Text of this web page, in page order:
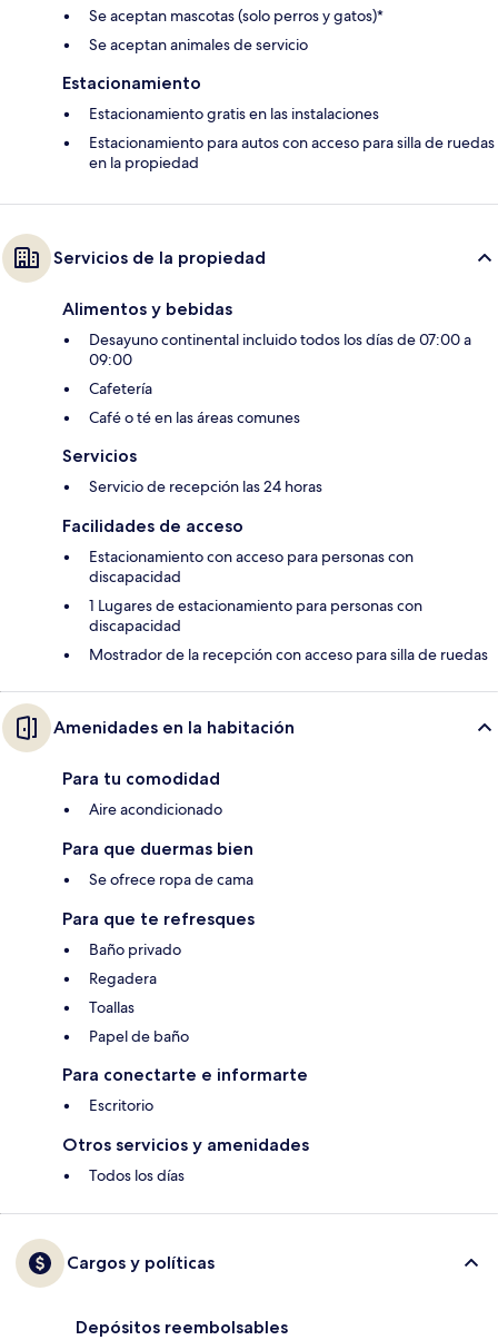
Se aceptan mascotas (solo perros y gatos)*
Se aceptan animales de servicio
Estacionamiento
Estacionamiento gratis en las instalaciones
Estacionamiento para autos con acceso para silla de ruedas
en la propiedad
Servicios de la propiedad
Alimentos y bebidas
Desayuno continental incluido todos los días de 07:00 a
09:00
Cafetería
Café o té en las áreas comunes
Servicios
Servicio de recepción las 24 horas
Facilidades de acceso
Estacionamiento con acceso para personas con
discapacidad
1 Lugares de estacionamiento para personas con
discapacidad
Mostrador de la recepción con acceso para silla de ruedas
Amenidades en la habitación
Para tu comodidad
Aire acondicionado
Para que duermas bien
Se ofrece ropa de cama
Para que te refresques
Baño privado
Regadera
Toallas
Papel de baño
Para conectarte e informarte
Escritorio
Otros servicios y amenidades
Todos los días
Cargos y políticas
Depósitos reembolsables